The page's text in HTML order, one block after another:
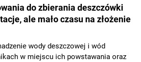
do zbierania deszczówki
ale mało czasu na złożenie
wody deszczowej i wód
w miejscu ich powstawania oraz